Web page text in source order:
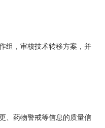
，审核技术转移方案，并
药物警戒等信息的质量信